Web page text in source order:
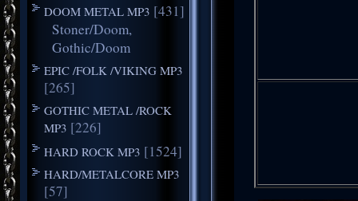
DOOM METAL MP3 [431]
Stoner/Doom,
Gothic/Doom
EPIC /FOLK /VIKING MP3
[265]
GOTHIC METAL /ROCK
MP3 [226]
HARD ROCK MP3 [1524]
HARD/METALCORE MP3
[57]